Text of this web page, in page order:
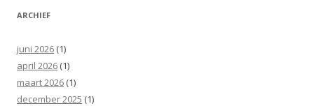
ARCHIEF
juni 2026 (1)
april 2026 (1)
maart 2026 (1)
december 2025 (1)